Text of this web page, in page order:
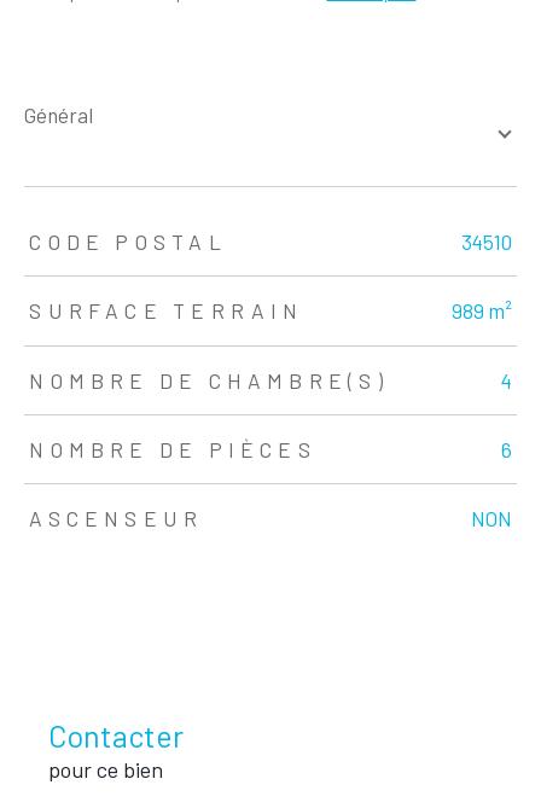
général
TRAD_ZEPHYR_Caracteristique TRAD_ZEPHYR_Valeurs
CODE POSTAL 34510
SURFACE TERRAIN 989 m²
NOMBRE DE CHAMBRE(S) 4
NOMBRE DE PIÈCES 6
ASCENSEUR NON
Contacter
pour ce bien